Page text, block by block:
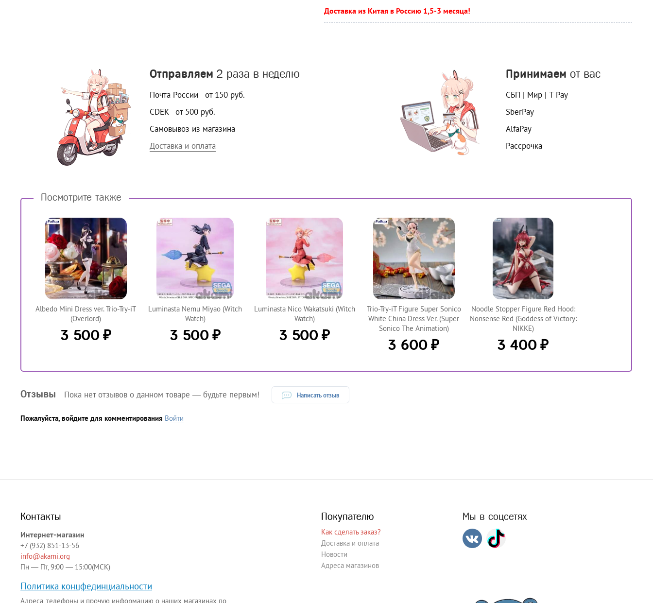
Доставка из Китая в Россию 1,5-3 месяца!
Отправляем 2 раза в неделю
Почта России - от 150 руб.
CDEK - от 500 руб.
Самовывоз из магазина
Доставка и оплата
Принимаем от вас
СБП | Мир | T-Pay
SberPay
AlfaPay
Рассрочка
Посмотрите также
Аlbedo Mini Dress ver. Trio-Try-iT
(Overlord)
3 500 ₽
Luminasta Nemu Miyao (Witch
Watch)
3 500 ₽
Luminasta Nico Wakatsuki (Witch
Watch)
3 500 ₽
Trio-Try-iT Figure Super Sonico
White China Dress Ver. (Super
Sonico The Animation)
3 600 ₽
Noodle Stopper Figure Red Hood:
Nonsense Red (Goddess of Victory:
NIKKE)
3 400 ₽
Отзывы Пока нет отзывов о данном товаре — будьте первым! Написать отзыв
Пожалуйста, войдите для комментирования Войти
Контакты
Интернет-магазин
+7 (932) 851-13-56
info@akami.org
Пн — Пт, 9:00 — 15:00(МСК)
Политика концфединциальности
Адреса, телефоны и прочую информацию о наших магазинах по
Покупателю
Как сделать заказ?
Доставка и оплата
Новости
Адреса магазинов
Мы в соцсетях